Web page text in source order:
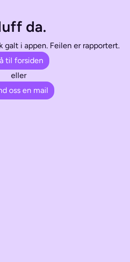
da.
galt i appen. Feilen er rapportert.
til forsiden
eller
oss en mail